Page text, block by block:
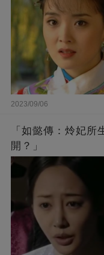
2023/09/06
「如懿傳：炩妃
開？」